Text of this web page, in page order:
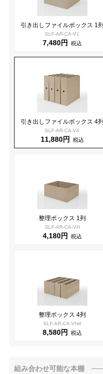
引き出しファイルボックス 1列
SLF-AR-CA-V1
7,480円 税込
引き出しファイルボックス 4列
SLF-AR-CA-V4
11,880円 税込
整理ボックス 1列
SLF-AR-CA-VH
4,180円 税込
整理ボックス 4列
SLF-AR-CA-VH4
8,580円 税込
組み合わせ可能な本棚